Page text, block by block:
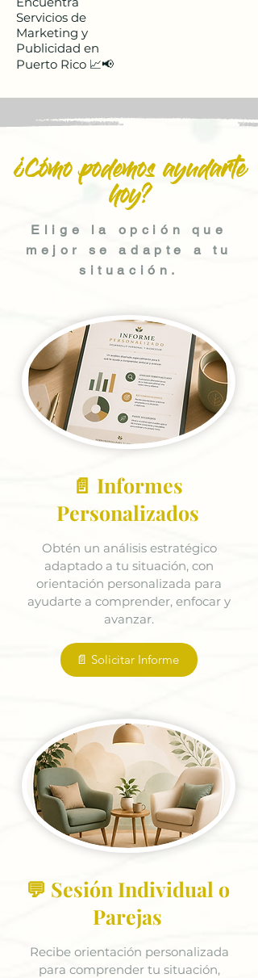
Servicios de
Marketing y
Publicidad en
Puerto Rico 📈📢
¿Cómo podemos ayudarte
hoy?
Elige la opción que
mejor se adapte a tu
situación.
📄 Informes
Personalizados
Obtén un análisis estratégico
adaptado a tu situación, con
orientación personalizada para
ayudarte a comprender, enfocar y
avanzar.
📄 Solicitar Informe
💬 Sesión Individual o
Parejas
Recibe orientación personalizada
para comprender tu situación,